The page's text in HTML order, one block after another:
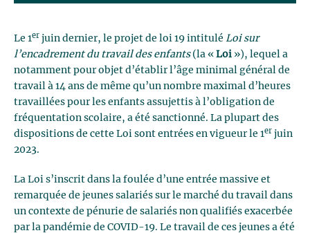
Le 1er juin dernier, le projet de loi 19 intitulé Loi sur
l’encadrement du travail des enfants(la « Loi »), lequel a
notamment pour objet d’établir l’âge minimal général de
travail à 14 ans de même qu’un nombre maximal d’heures
travaillées pour les enfants assujettis à l’obligation de
fréquentation scolaire, a été sanctionné. La plupart des
dispositions de cette Loi sont entrées en vigueur le 1er juin
2023.
La Loi s’inscrit dans la foulée d’une entrée massive et
remarquée de jeunes salariés sur le marché du travail dans
un contexte de pénurie de salariés non qualifiés exacerbée
par la pandémie de COVID-19. Le travail de ces jeunes a été